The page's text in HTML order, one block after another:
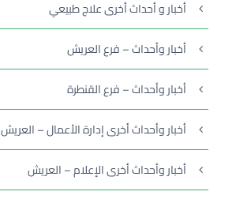
أخبار و أحداث أخرى علاج طبيعي
أخبار وأحداث – فرع العريش
أخبار وأحداث – فرع القنطرة
أخبار وأحداث أخرى إدارة الأعمال – العريش
أخبار وأحداث أخرى الإعلام – العريش